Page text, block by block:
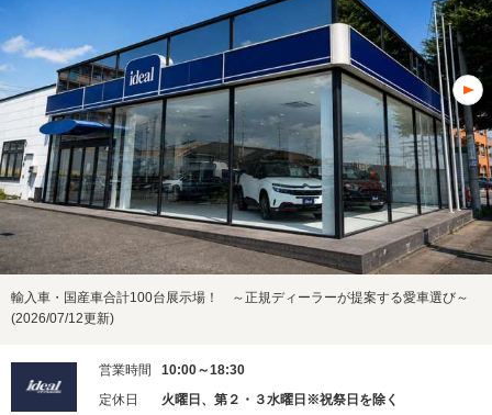
輸入車・国産車合計100台展示場！ ～正規ディーラーが提案する愛車選び～
(2026/07/12更新)
営業時間
10:00～18:30
定休日
火曜日、第２・３水曜日※祝祭日を除く